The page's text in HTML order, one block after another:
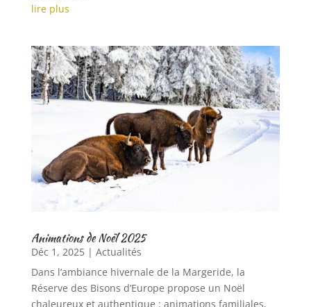
lire plus
Animations de Noël 2025
Déc 1, 2025| Actualités
Dans l’ambiance hivernale de la Margeride, la
Réserve des Bisons d’Europe propose un Noël
chaleureux et authentique : animations familiales,